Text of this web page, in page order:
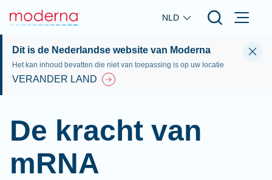
Skip to main content
NLD
Dit is de Nederlandse website van Moderna
Het kan inhoud bevatten die niet van toepassing is op uw locatie
VERANDER LAND
De kracht van
mRNA